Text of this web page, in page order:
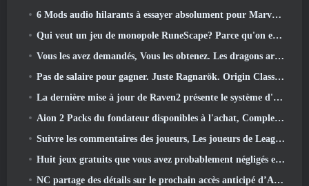
6 Mods audio hilarants à essayer absolument pour Marvel Rivals
Qui veut un jeu de monopole RuneScape? Parce qu'on est en route
Vous les avez demandés, Vous les obtenez. Les dragons arrivent sur Albion Online
Pas de salaire pour gagner. Juste Ragnarök. Origin Classic est lancé en juillet 23
La dernière mise à jour de Raven2 présente le système d'éveil des compétences, Donner aux joueurs plus de moyens d'améliorer leurs compétences
Aion 2 Packs du fondateur disponibles à l'achat, Complet avec cinq jours d'accès anticipé
Suivre les commentaires des joueurs, Les joueurs de League Of Legends Classic n’auront pas à payer pour les skins classiques
Huit jeux gratuits que vous avez probablement négligés et qui font partie du Train Fest de Steam
NC partage des détails sur le prochain accès anticipé d’Aion 2